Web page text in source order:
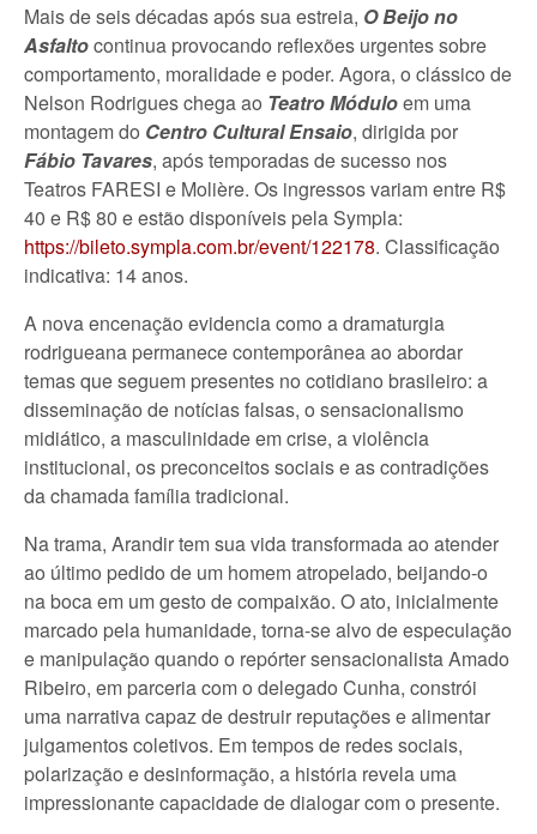
Mais de seis décadas após sua estreia, O Beijo no
Asfaltocontinua provocando reflexões urgentes sobre
comportamento, moralidade e poder. Agora, o clássico de
Nelson Rodrigues chega ao Teatro Móduloem uma
montagem do Centro Cultural Ensaio, dirigida por
Fábio Tavares, após temporadas de sucesso nos
Teatros FARESI e Molière. Os ingressos variam entre R$
40 e R$ 80 e estão disponíveis pela Sympla:
https://bileto.sympla.com.br/event/122178. Classificação
indicativa: 14 anos.
A nova encenação evidencia como a dramaturgia
rodrigueana permanece contemporânea ao abordar
temas que seguem presentes no cotidiano brasileiro: a
disseminação de notícias falsas, o sensacionalismo
midiático, a masculinidade em crise, a violência
institucional, os preconceitos sociais e as contradições
da chamada família tradicional.
Na trama, Arandir tem sua vida transformada ao atender
ao último pedido de um homem atropelado, beijando-o
na boca em um gesto de compaixão. O ato, inicialmente
marcado pela humanidade, torna-se alvo de especulação
e manipulação quando o repórter sensacionalista Amado
Ribeiro, em parceria com o delegado Cunha, constrói
uma narrativa capaz de destruir reputações e alimentar
julgamentos coletivos. Em tempos de redes sociais,
polarização e desinformação, a história revela uma
impressionante capacidade de dialogar com o presente.